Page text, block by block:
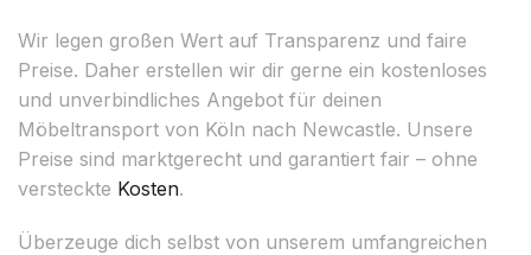
Wir legen großen Wert auf Transparenz und faire
Preise. Daher erstellen wir dir gerne ein kostenloses
und unverbindliches Angebot für deinen
Möbeltransport von Köln nach Newcastle. Unsere
Preise sind marktgerecht und garantiert fair – ohne
versteckte Kosten.
Überzeuge dich selbst von unserem umfangreichen